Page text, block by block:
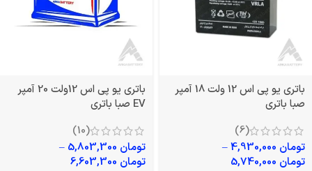
باتری یو پی اس 12 ولت 18 آمپر
صبا باتری
(6)
تومان
–
تومان
باتری یو پی اس 12ولت 20 آمپر
EV صبا باتری
(10)
تومان
–
تومان